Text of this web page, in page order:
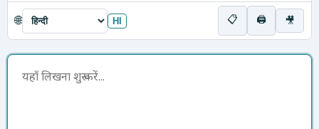
🌐 HI 📋 🖨 🎥